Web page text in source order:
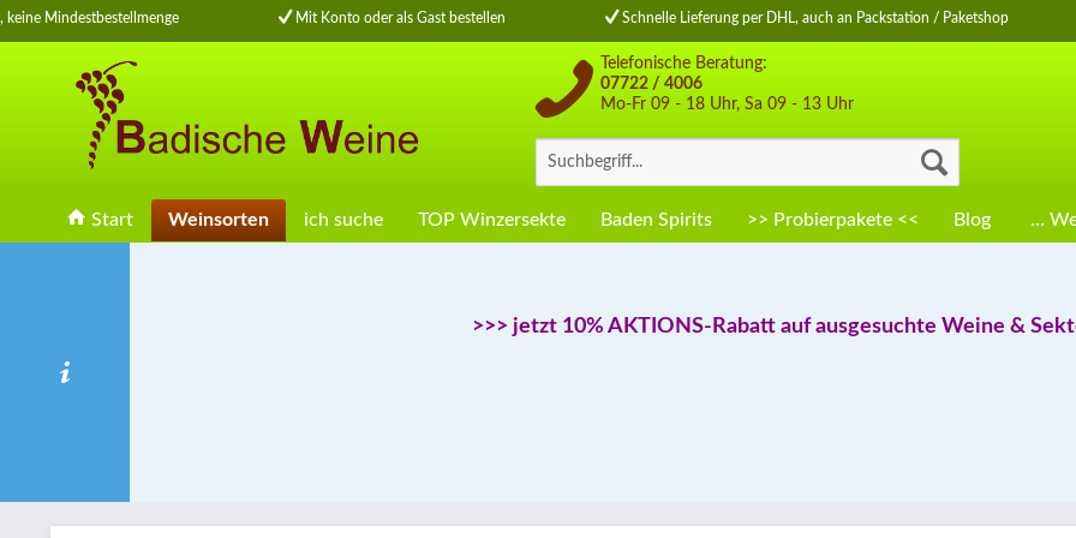
Mindestbestellmenge Mit Konto oder als Gast bestellen Schnelle Lieferung per DHL, auch an Packstation / Paketshop
Telefonische Beratung:
07722 / 4006
Mo-Fr 09 - 18 Uhr, Sa 09 - 13 Uhr
Start Weinsorten ich suche TOP Winzersekte Baden Spirits >> Probierpakete << Blog …
>>> jetzt 10% AKTIONS-Rabatt auf ausgesuchte Weine &